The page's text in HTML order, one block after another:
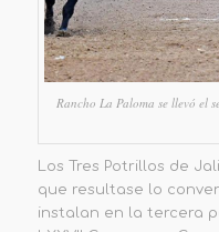
Rancho La Paloma se llevó el
Los Tres Potrillos de
que resultase lo
instalan en la tercera